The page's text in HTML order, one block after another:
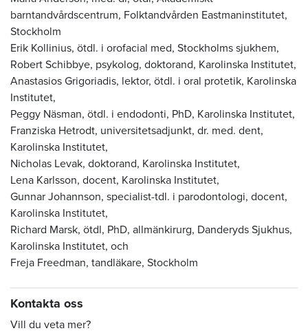
barntandvårdscentrum, Folktandvården Eastmaninstitutet,
Stockholm
Erik Kollinius, ötdl. i orofacial med, Stockholms sjukhem,
Robert Schibbye, psykolog, doktorand, Karolinska Institutet,
Anastasios Grigoriadis, lektor, ötdl. i oral protetik, Karolinska
Institutet,
Peggy Näsman, ötdl. i endodonti, PhD, Karolinska Institutet,
Franziska Hetrodt, universitetsadjunkt, dr. med. dent,
Karolinska Institutet,
Nicholas Levak, doktorand, Karolinska Institutet,
Lena Karlsson, docent, Karolinska Institutet,
Gunnar Johannson, specialist-tdl. i parodontologi, docent,
Karolinska Institutet,
Richard Marsk, ötdl, PhD, allmänkirurg, Danderyds Sjukhus,
Karolinska Institutet, och
Freja Freedman, tandläkare, Stockholm
Kontakta oss
Vill du veta mer?